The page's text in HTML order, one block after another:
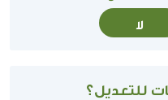
لا
للتعديل؟